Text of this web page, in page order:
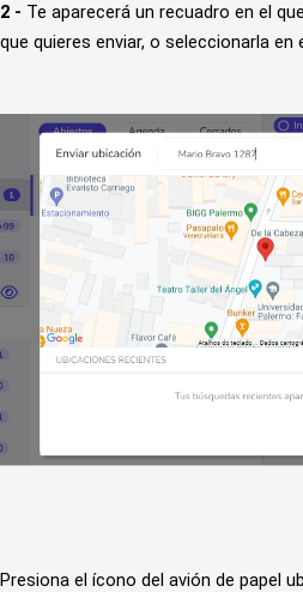
2 - Te aparecerá un recuadro en el
que quieres enviar, o seleccionarla en
Presiona el ícono del avión de papel